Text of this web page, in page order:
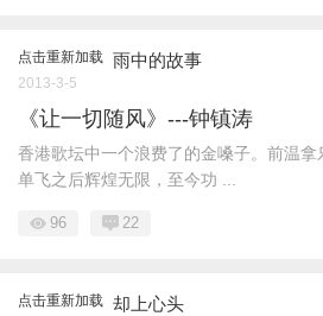
点击重新加载 雨中的故事
2013-3-5
《让一切随风》---钟镇涛
香港歌坛中一个浪费了的金嗓子。前温
单飞之后辉煌无限，至今功 ...
96 22
点击重新加载 却上心头